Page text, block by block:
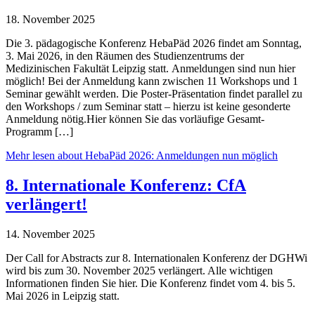
18. November 2025
Die 3. pädagogische Konferenz HebaPäd 2026 findet am Sonntag,
3. Mai 2026, in den Räumen des Studienzentrums der
Medizinischen Fakultät Leipzig statt. Anmeldungen sind nun hier
möglich! Bei der Anmeldung kann zwischen 11 Workshops und 1
Seminar gewählt werden. Die Poster-Präsentation findet parallel zu
den Workshops / zum Seminar statt – hierzu ist keine gesonderte
Anmeldung nötig.Hier können Sie das vorläufige Gesamt-
Programm […]
Mehr lesen about HebaPäd 2026: Anmeldungen nun möglich
8. Internationale Konferenz: CfA
verlängert!
14. November 2025
Der Call for Abstracts zur 8. Internationalen Konferenz der DGHWi
wird bis zum 30. November 2025 verlängert. Alle wichtigen
Informationen finden Sie hier. Die Konferenz findet vom 4. bis 5.
Mai 2026 in Leipzig statt.